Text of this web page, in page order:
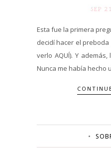
SEP
Esta fue la primera
decidí hacer el
verlo AQUÍ). Y
Nunca me había hecho